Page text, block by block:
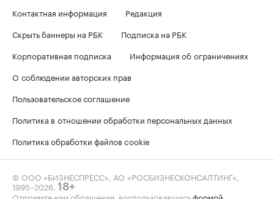
Контактная информация
Редакция
Скрыть баннеры на РБК
Подписка на РБК
Корпоративная подписка
Информация об ограничениях
О соблюдении авторских прав
Пользовательское соглашение
Политика в отношении обработки персональных данных
Политика обработки файлов cookie
© ООО «БИЗНЕСПРЕСС», АО «РОСБИЗНЕСКОНСАЛТИНГ»,
1995–2026. 18+
Отправьте нам обращение, воспользовавшисьформой